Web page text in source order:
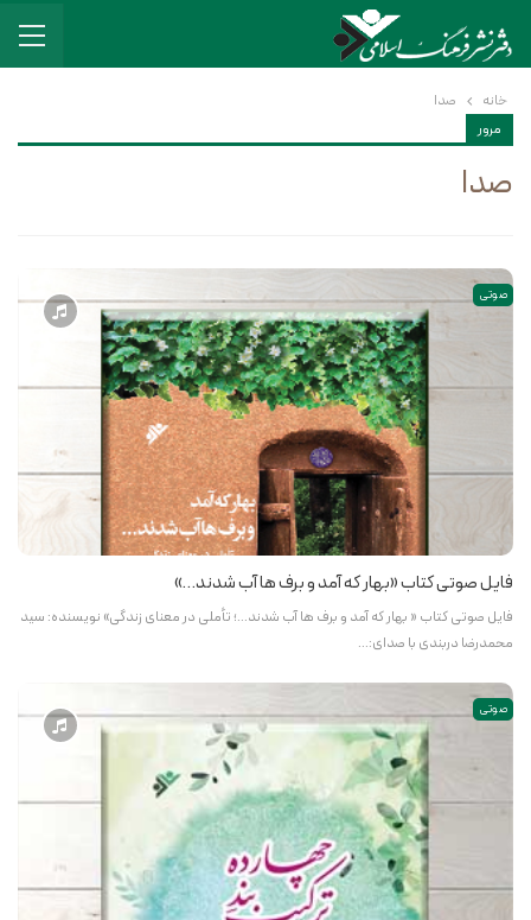
خانه
صدا
مرور
صدا
صوتی
فایل صوتی کتاب «بهار که آمد و برف ها آب شدند…»
فایل صوتی کتاب « بهار که آمد و برف ها آب شدند...؛ تأملی در معنای زندگی» نویسنده: سید
محمدرضا دربندی با صدای:…
صوتی